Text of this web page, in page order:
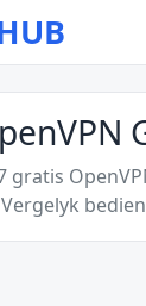
gratis